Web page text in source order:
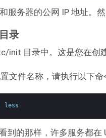
服务器的公网 IP 地址。
录
init 目录中。这是您在创
文件名称，请执行以下命
less
到的那样，许多服务都